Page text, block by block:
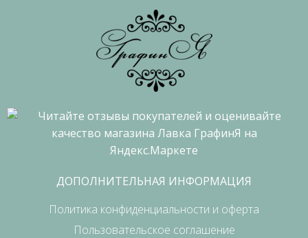
ДОПОЛНИТЕЛЬНАЯ ИНФОРМАЦИЯ
Политика конфиденциальности и оферта
Пользовательское соглашение